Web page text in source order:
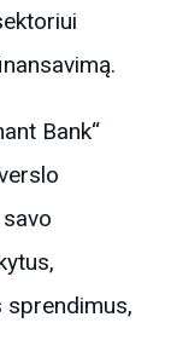
Bank“
sprendimus,